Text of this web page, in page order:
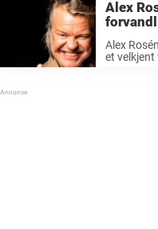
Alex
Alex
et velkjent